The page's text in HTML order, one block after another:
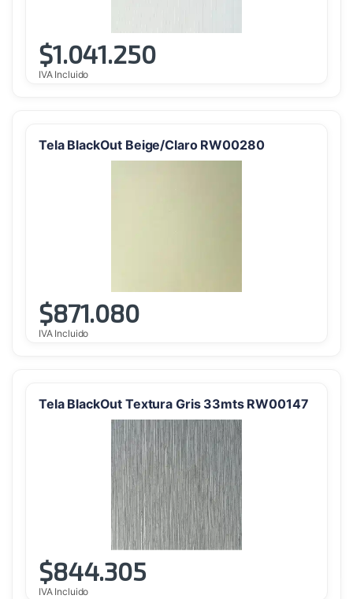
$1.041.250
IVA Incluido
Tela BlackOut Beige/Claro RW00280
$871.080
IVA Incluido
Tela BlackOut Textura Gris 33mts RW00147
$844.305
IVA Incluido